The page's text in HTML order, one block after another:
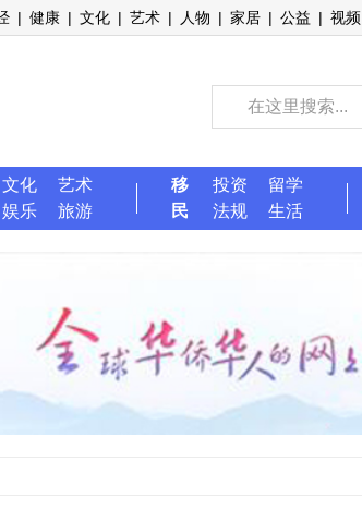
| 健康 | 文化 | 艺术 | 人物 | 家居 | 公益 | 视频
文化
艺术
娱乐
旅游
移
民
投资
留学
法规
生活